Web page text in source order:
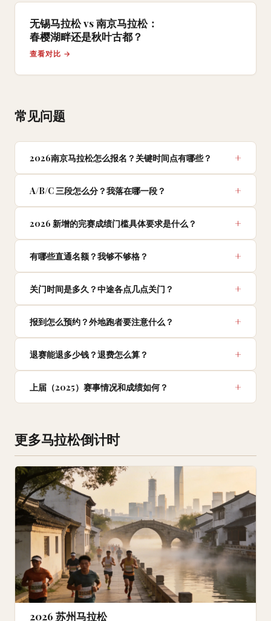
无锡马拉松 vs 南京马拉松：
春樱湖畔还是秋叶古都？
查看对比 →
常见问题
2026南京马拉松怎么报名？关键时间点有哪些？
A/B/C 三段怎么分？我落在哪一段？
2026 新增的完赛成绩门槛具体要求是什么？
有哪些直通名额？我够不够格？
关门时间是多久？中途各点几点关门？
报到怎么预约？外地跑者要注意什么？
退赛能退多少钱？退费怎么算？
上届（2025）赛事情况和成绩如何？
更多马拉松倒计时
2026 苏州马拉松